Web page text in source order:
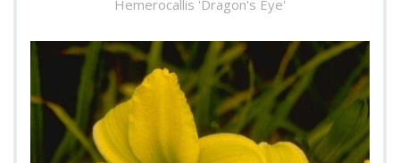
Hemerocallis 'Dragon's Eye'